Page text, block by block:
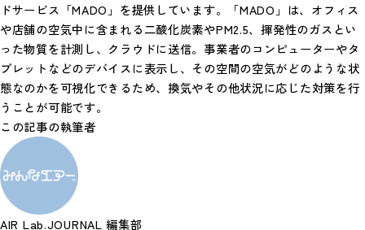
ドサービス「MADO」を提供しています。「MADO」は、オフィス
や店舗の空気中に含まれる二酸化炭素やPM2.5、揮発性のガスとい
った物質を計測し、クラウドに送信。事業者のコンピューターやタ
ブレットなどのデバイスに表示し、その空間の空気がどのような状
態なのかを可視化できるため、換気やその他状況に応じた対策を行
うことが可能です。
この記事の執筆者
AIR Lab.JOURNAL 編集部